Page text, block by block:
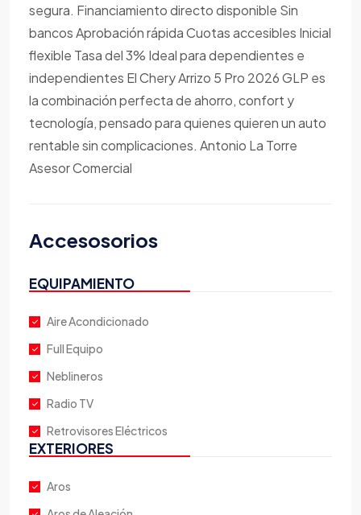
segura. Financiamiento directo disponible Sin
bancos Aprobación rápida Cuotas accesibles Inicial
flexible Tasa del 3% Ideal para dependientes e
independientes El Chery Arrizo 5 Pro 2026 GLP es
la combinación perfecta de ahorro, confort y
tecnología, pensado para quienes quieren un auto
rentable sin complicaciones. Antonio La Torre
Asesor Comercial
Accesosorios
EQUIPAMIENTO
Aire Acondicionado
Full Equipo
Neblineros
Radio TV
Retrovisores Eléctricos
EXTERIORES
Aros